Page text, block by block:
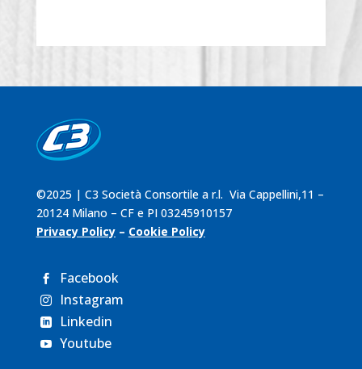
©2025 | C3 Società Consortile a r.l. Via Cappellini,11 –
20124 Milano – CF e PI 03245910157
Privacy Policy– Cookie Policy
 Facebook
 Instagram
 Linkedin
 Youtube